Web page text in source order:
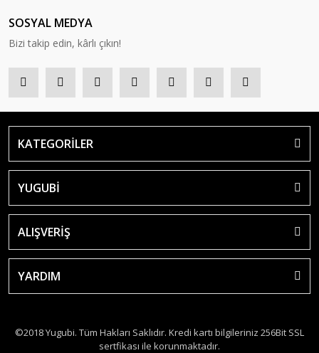
SOSYAL MEDYA
Bizi takip edin, kârlı çıkın!
KATEGORİLER
YUGUBİ
ALIŞVERİŞ
YARDIM
©2018 Yugubi. Tüm Hakları Saklıdır. Kredi kartı bilgileriniz 256Bit SSL
sertfikası ile korunmaktadır.